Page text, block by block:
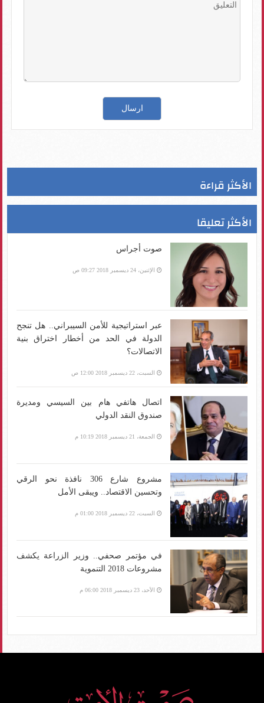
الأكثر قراءة
الأكثر تعليقا
صوت أجراس
الإثنين، 24 ديسمبر 2018 09:27 ص
عبر استراتيجية للأمن السيبراني.. هل تنجح
الدولة في الحد من أخطار اختراق بنية
الاتصالات؟
السبت، 22 ديسمبر 2018 12:00 ص
اتصال هاتفي هام بين السيسي ومديرة
صندوق النقد الدولي
الجمعة، 21 ديسمبر 2018 10:19 م
مشروع شارع 306 نافذة نحو الرقي
وتحسين الاقتصاد.. ويبقى الأمل
السبت، 22 ديسمبر 2018 01:00 م
في مؤتمر صحفي.. وزير الزراعة يكشف
مشروعات 2018 التنموية
الأحد، 23 ديسمبر 2018 06:00 م